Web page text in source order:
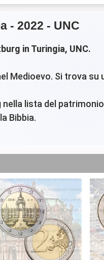
- 2022 - UNC
in Turingia, UNC.
Medioevo. Si trova
lista del
Bibbia.